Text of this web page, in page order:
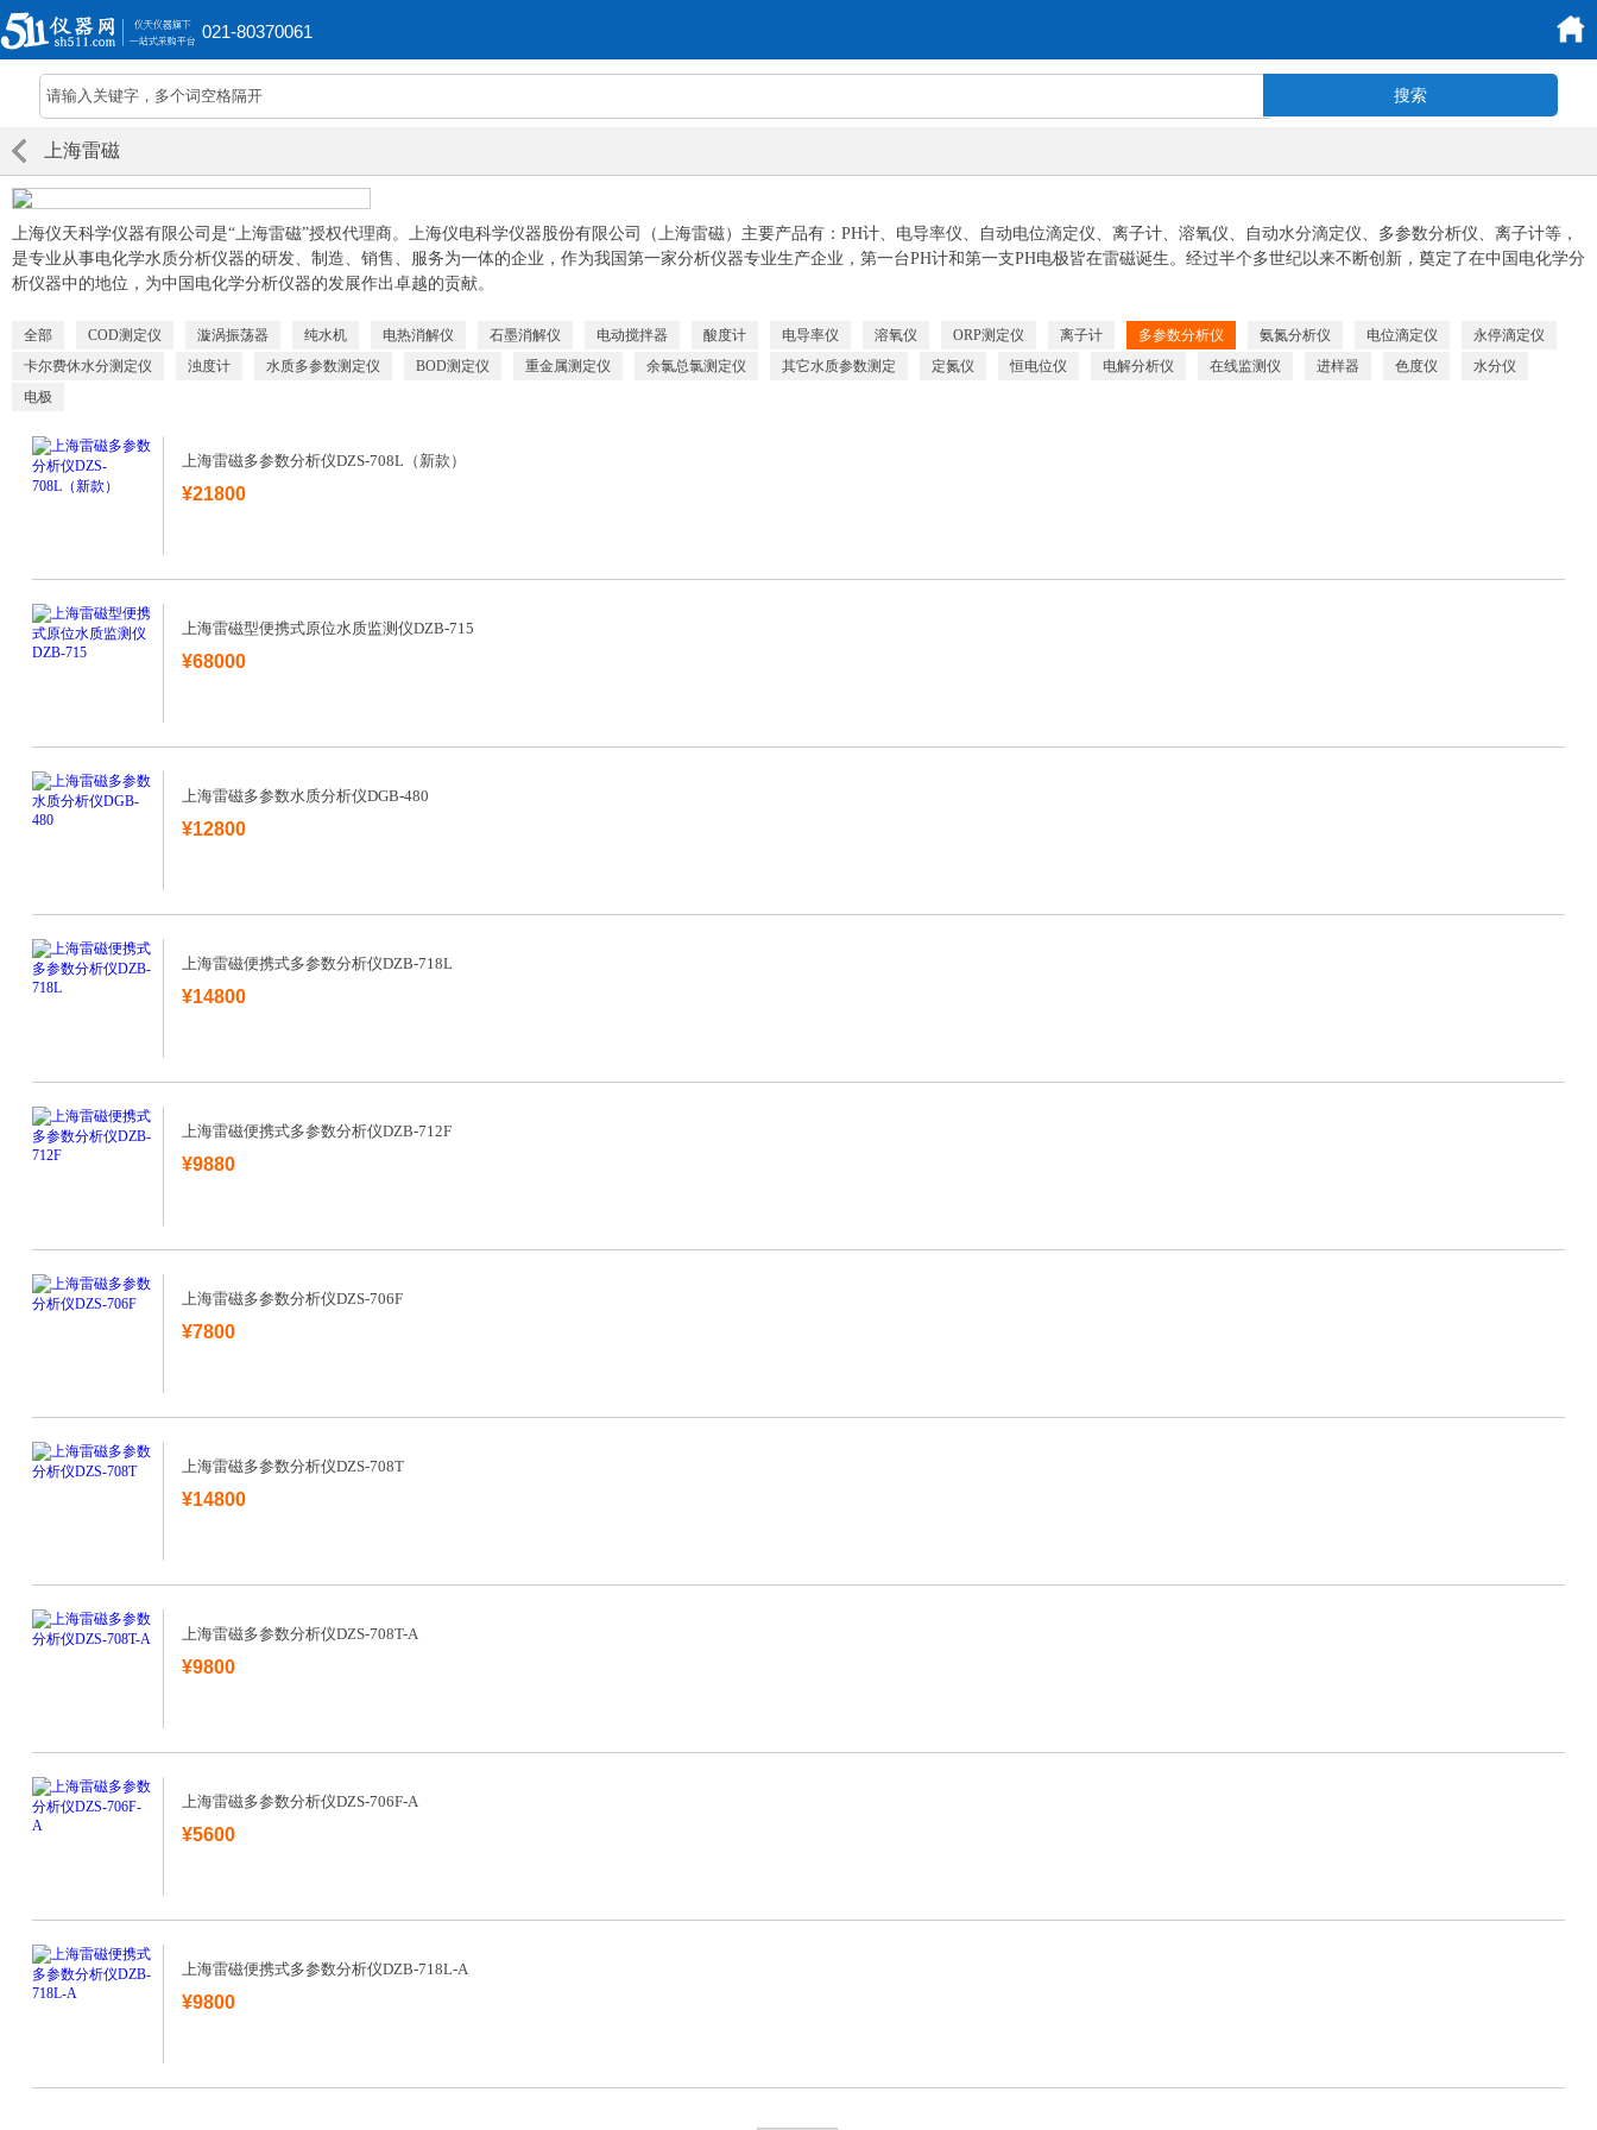
021-80370061
上海雷磁
上海仪天科学仪器有限公司是“上海雷磁”授权代理商。上海仪电科学仪器股份有限公司（上海雷磁）主要产品有：PH计、电导率仪、自动电位滴定仪、离子计、溶氧仪、自动水分滴定仪、多参数分析仪、离子计等，
是专业从事电化学水质分析仪器的研发、制造、销售、服务为一体的企业，作为我国第一家分析仪器专业生产企业，第一台PH计和第一支PH电极皆在雷磁诞生。经过半个多世纪以来不断创新，奠定了在中国电化学分
析仪器中的地位，为中国电化学分析仪器的发展作出卓越的贡献。
全部 COD测定仪 漩涡振荡器 纯水机 电热消解仪 石墨消解仪 电动搅拌器 酸度计 电导率仪 溶氧仪 ORP测定仪 离子计 多参数分析仪 氨氮分析仪 电位滴定仪
永停滴定仪
卡尔费休水分测定仪
浊度计 水质多参数测定仪 BOD测定仪 重金属测定仪 余氯总氯测定仪 其它水质参数测定 定氮仪 恒电位仪 电解分析仪 在线监测仪 进样器 色度仪
水分仪
电极
上海雷磁多参数分析仪DZS-708L（新款）
¥21800
上海雷磁型便携式原位水质监测仪DZB-715
¥68000
上海雷磁多参数水质分析仪DGB-480
¥12800
上海雷磁便携式多参数分析仪DZB-718L
¥14800
上海雷磁便携式多参数分析仪DZB-712F
¥9880
上海雷磁多参数分析仪DZS-706F
¥7800
上海雷磁多参数分析仪DZS-708T
¥14800
上海雷磁多参数分析仪DZS-708T-A
¥9800
上海雷磁多参数分析仪DZS-706F-A
¥5600
上海雷磁便携式多参数分析仪DZB-718L-A
¥9800